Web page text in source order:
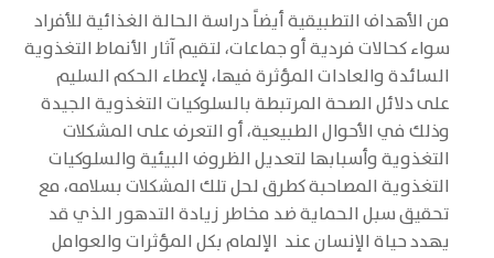
من الأهداف التطبيقية أيضاً دراسة الحالة الغذائية للأفراد
سواء كحالات فردية أو جماعات، لتقيم آثار الأنماط التغذوية
السائدة والعادات المؤثرة فيها، لإعطاء الحكم السليم
على دلائل الصحة المرتبطة بالسلوكيات التغذوية الجيدة
وذلك في الأحوال الطبيعية، أو التعرف على المشكلات
التغذوية وأسبابها لتعديل الظروف البيئية والسلوكيات
التغذوية المصاحبة كطرق لحل تلك المشكلات بسلامه، مع
تحقيق سبل الحماية ضد مخاطر زيادة التدهور الذي قد
يهدد حياة الإنسان عند الإلمام بكل المؤثرات والعوامل